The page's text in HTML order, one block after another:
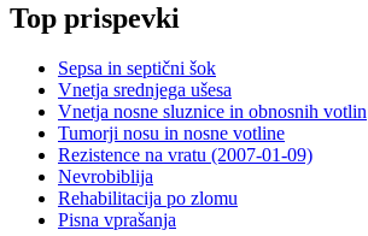
Top prispevki
Sepsa in septični šok
Vnetja srednjega ušesa
Vnetja nosne sluznice in obnosnih votlin
Tumorji nosu in nosne votline
Rezistence na vratu (2007-01-09)
Nevrobiblija
Rehabilitacija po zlomu
Pisna vprašanja